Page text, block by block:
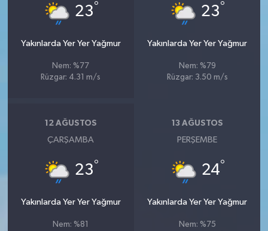
23°
Yakınlarda Yer Yer Yağmur
Nem: %77
Rüzgar: 4.31 m/s
23°
Yakınlarda Yer Yer Yağmur
Nem: %79
Rüzgar: 3.50 m/s
12 AĞUSTOS
ÇARŞAMBA
23°
Yakınlarda Yer Yer Yağmur
Nem: %81
13 AĞUSTOS
PERŞEMBE
24°
Yakınlarda Yer Yer Yağmur
Nem: %75